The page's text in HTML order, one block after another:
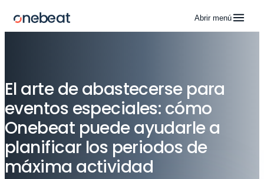
Abrir menú
El arte de abastecerse para
eventos especiales: cómo
Onebeat puede ayudarle a
planificar los periodos de
máxima actividad